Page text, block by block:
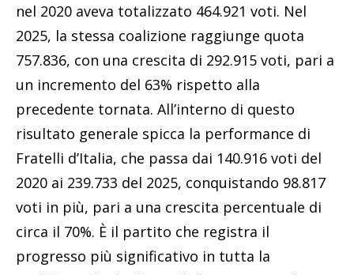
nel 2020 aveva totalizzato 464.921 voti. Nel
2025, la stessa coalizione raggiunge quota
757.836, con una crescita di 292.915 voti, pari a
un incremento del 63% rispetto alla
precedente tornata. All’interno di questo
risultato generale spicca la performance di
Fratelli d’Italia, che passa dai 140.916 voti del
2020 ai 239.733 del 2025, conquistando 98.817
voti in più, pari a una crescita percentuale di
circa il 70%. È il partito che registra il
progresso più significativo in tutta la